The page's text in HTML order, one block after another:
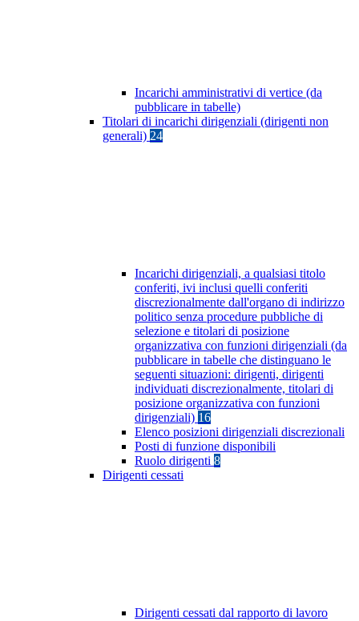
Incarichi amministrativi di vertice (da
pubblicare in tabelle)
Titolari di incarichi dirigenziali (dirigenti non
generali) 24
Incarichi dirigenziali, a qualsiasi titolo
conferiti, ivi inclusi quelli conferiti
discrezionalmente dall'organo di indirizzo
politico senza procedure pubbliche di
selezione e titolari di posizione
organizzativa con funzioni dirigenziali (da
pubblicare in tabelle che distinguano le
seguenti situazioni: dirigenti, dirigenti
individuati discrezionalmente, titolari di
posizione organizzativa con funzioni
dirigenziali) 16
Elenco posizioni dirigenziali discrezionali
Posti di funzione disponibili
Ruolo dirigenti 8
Dirigenti cessati
Dirigenti cessati dal rapporto di lavoro